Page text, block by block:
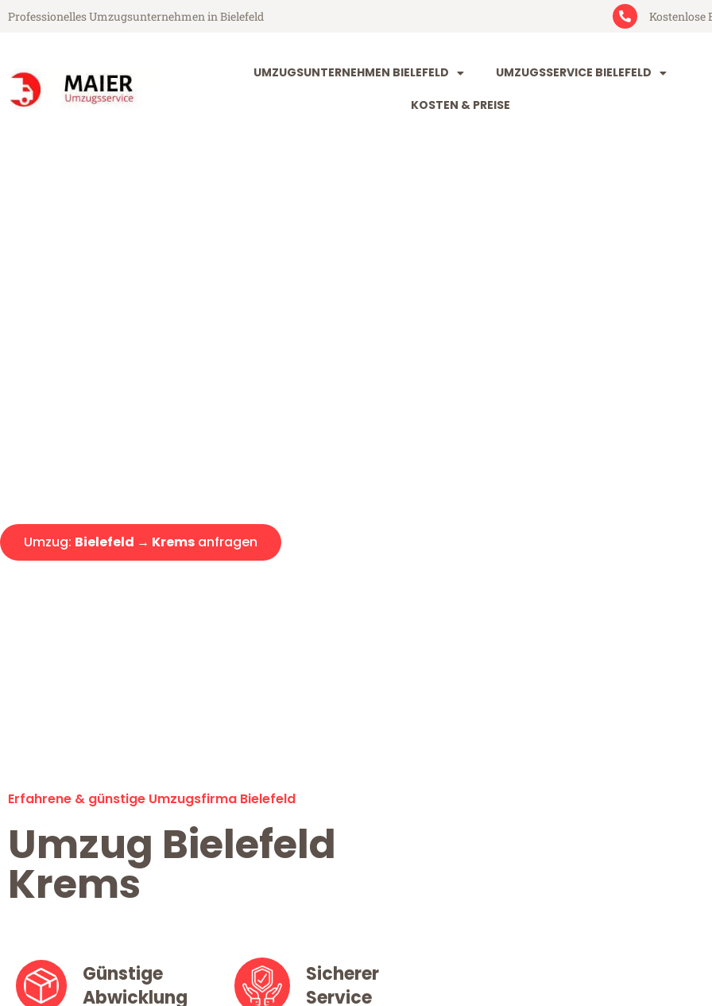
Professionelles Umzugsunternehmen in Bielefeld Kostenlose
UMZUGSUNTERNEHMEN BIELEFELD UMZUGSSERVICE BIELEFELD
KOSTEN & PREISE
Umzug: Bielefeld → Krems anfragen
Erfahrene & günstige Umzugsfirma Bielefeld
Umzug Bielefeld
Krems
Günstige
Abwicklung
Sicherer
Service